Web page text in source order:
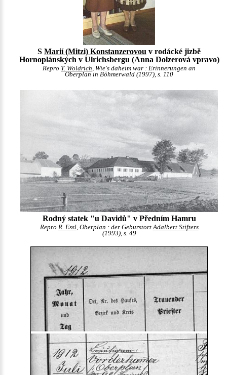
S Marií (Mitzi) Konstanzerovou v rodácké jizbě
Hornoplánských v Ulrichsbergu (Anna Dolzerová vpravo)
Repro T. Woldrich, Wie's daheim war : Erinnerungen an
Oberplan in Böhmerwald (1997), s. 110
Rodný statek "u Davidů" v Předním Hamru
Repro R. Essl, Oberplan : der GeburstortAdalbert Stifters
(1993), s. 49